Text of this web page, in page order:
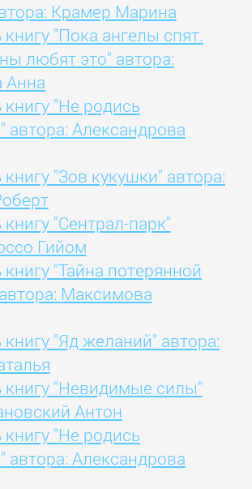
Крамер Марина
книгу "Пока ангелы спят.
любят это" автора:
Анна
книгу "Не родись
автора: Александрова
книгу "Зов кукушки" автора:
книгу "Сентрал-парк"
Гийом
книгу "Тайна потерянной
Максимова
книгу "Яд желаний" автора:
книгу "Невидимые силы"
Антон
книгу "Не родись
автора: Александрова